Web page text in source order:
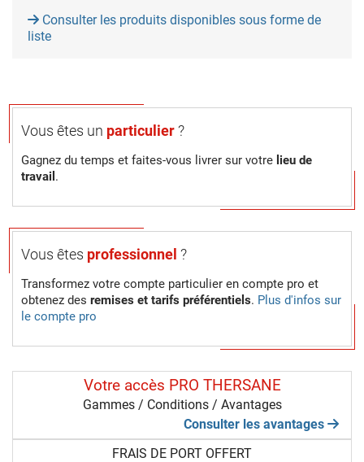
Consulter les produits disponibles sous forme de
liste
Vous êtes un particulier?
Gagnez du temps et faites-vous livrer sur votre lieu de
travail .
Vous êtes professionnel ?
Transformez votre compte particulier en compte pro et
obtenez des remises et tarifs préférentiels. Plus d'infos sur
le compte pro
Votre accès PRO THERSANE
Gammes / Conditions / Avantages
Consulter les avantages
FRAIS DE PORT OFFERT